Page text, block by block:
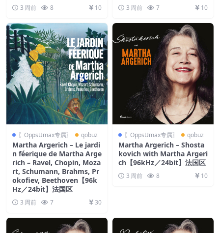
3 周前 8 10 3 周前 7 10
〖OppsUmax专属〗 qobuz
Martha Argerich – Le jardi
n féerique de Martha Arge
rich – Ravel, Chopin, Moza
rt, Schumann, Brahms, Pr
okofiev, Beethoven【96k
Hz／24bit】法国区
3 周前 7 30
〖OppsUmax专属〗 qobuz
Martha Argerich – Shosta
kovich with Martha Argeri
ch【96kHz／24bit】法国区
3 周前 8 10